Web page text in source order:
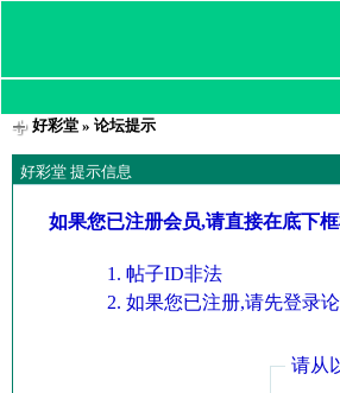
好彩堂» 论坛提示
好彩堂 提示信息
如果您已注册会员,请直接在底下
帖子ID非法
如果您已注册,请先登录
请从